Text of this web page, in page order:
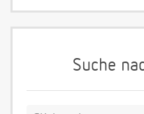
Suche